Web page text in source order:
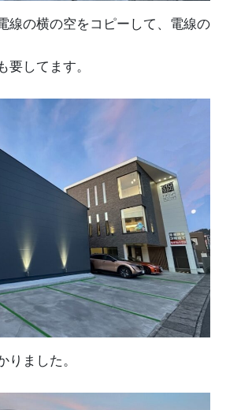
線の横の空をコピーして、電線の
要してます。
りました。